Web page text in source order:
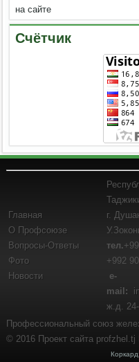
на сайте
Счётчик
Главная
О Профсоюзе
Вопросы-Ответы
Фото
Новости
г.
тел.
+992
e-
mail:
ж.д.
Профессиональный союз
© 2016 Проект сайта
Коркард: